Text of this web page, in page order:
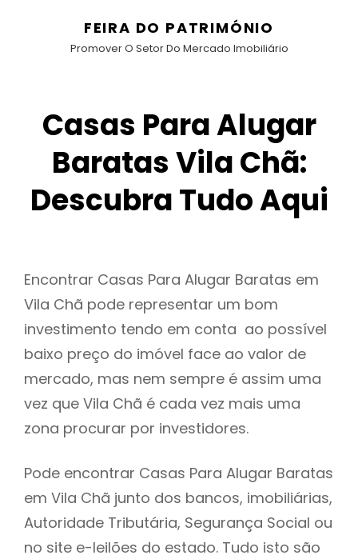
FEIRA DO PATRIMÓNIO
Promover O Setor Do Mercado Imobiliário
Casas Para Alugar
Baratas Vila Chã:
Descubra Tudo Aqui
Encontrar Casas Para Alugar Baratas em
Vila Chã pode representar um bom
investimento tendo em conta ao possível
baixo preço do imóvel face ao valor de
mercado, mas nem sempre é assim uma
vez que Vila Chã é cada vez mais uma
zona procurar por investidores.
Pode encontrar Casas Para Alugar Baratas
em Vila Chã junto dos bancos, imobiliárias,
Autoridade Tributária, Segurança Social ou
no site e-leilões do estado. Tudo isto são